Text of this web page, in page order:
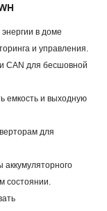
в доме
и управления.
CAN для бесшовной
емкость и выходную
для
состоянии.